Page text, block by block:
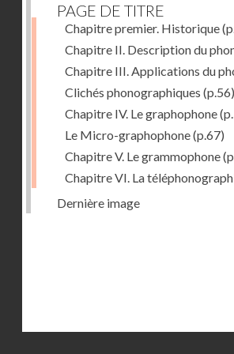
PAGE DE TITRE
Chapitre premier. Historique
Chapitre II. Description du
Chapitre III. Applications du
Clichés phonographiques (p.56)
Chapitre IV. Le graphophone
Le Micro-graphophone(p.67)
Chapitre V. Le grammophone
Chapitre VI. La
Dernière image